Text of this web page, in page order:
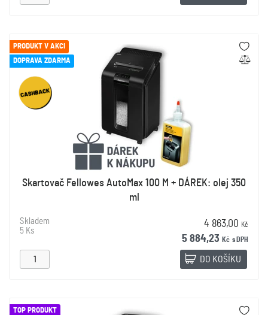
PRODUKT V AKCI
DOPRAVA ZDARMA
Skartovač Fellowes AutoMax 100 M + DÁREK: olej 350
ml
Skladem
5 Ks
4 863,00 Kč
5 884,23 Kč s DPH
DO KOŠÍKU
TOP PRODUKT